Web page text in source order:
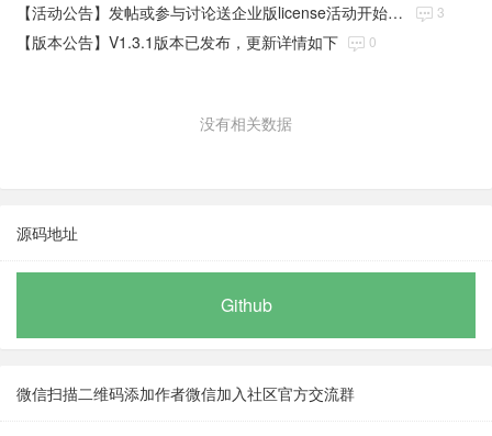
【活动公告】发帖或参与讨论送企业版license活动开始啦！ 3
【版本公告】V1.3.1版本已发布，更新详情如下 0
没有相关数据
源码地址
Github
微信扫描二维码添加作者微信加入社区官方交流群